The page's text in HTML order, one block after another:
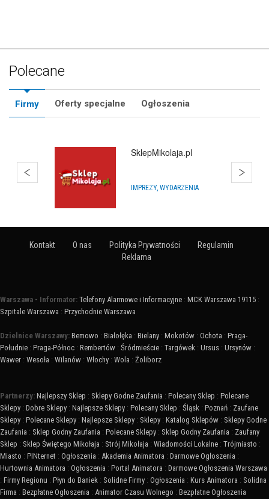
Polecane
Firmy Oferty specjalne Ogłoszenia
SklepMikolaja.pl
IMPREZY, WYDARZENIA
Kontakt O nas Polityka Prywatności
Regulamin
Reklama
Warszawa - Informator: Telefony Alarmowe i Informacyjne : MCK Warszawa 19115 :
Szpitale Warszawa : Przychodnie Warszawa
Dzielnice Warszawy: Bemowo : Białołęka : Bielany : Mokotów : Ochota : Praga-
Południe : Praga-Północ : Rembertów : Śródmieście : Targówek : Ursus : Ursynów :
Wawer : Wesoła : Wilanów : Włochy : Wola : Żoliborz
Partnerzy: Najlepszy Sklep : Sklepy Godne Zaufania : Polecany Sklep : Polecane
Sklepy : Dobre Sklepy : Najlepsze Sklepy : Polecany Sklep : Śląsk : Poznań : Zaufane
Sklepy : Polecane Sklepy : Najlepsze Sklepy : Sklepy : Katalog Sklepów : Sklepy Godne
Zaufania : Sklep Godny Zaufania : Polecane Sklepy : Sklep Godny Zaufania : Zaufany
Sklep : Sklep Świętego Mikołaja : Strój Mikołaja : Wiadomości Lokalne : Trójmiasto :
Miasto : PINternet : Ogłoszenia : Akademia Animatora : Darmowe Ogłoszenia :
Hurtownia Animatora : Ogłoszenia : Portal Animatora : Darmowe Ogłoszenia Warszawa
: Firmy Regionu : Płyn do Baniek : Solidne Firmy : Ogłoszenia : Kurs Animatora : Solidna
Firma : Bezpłatne Ogłoszenia : Animator Czasu Wolnego : Bezpłatne Ogłoszenia